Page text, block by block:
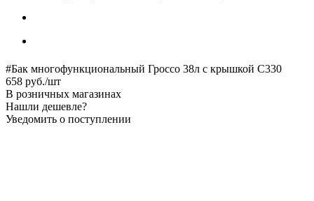
#Бак многофункциональный Гроссо 38л с крышкой С330
658 руб./шт
В розничных магазинах
Нашли дешевле?
Уведомить о поступлении